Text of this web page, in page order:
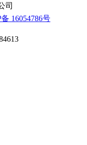
司
16054786号